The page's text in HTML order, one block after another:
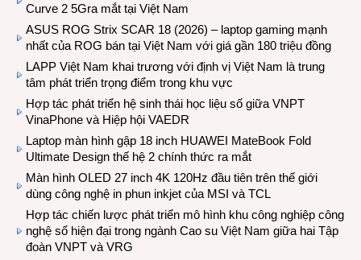
Curve 2 5Gra mắt tại Việt Nam
ASUS ROG Strix SCAR 18 (2026) – laptop gaming mạnh
nhất của ROG bán tại Việt Nam với giá gần 180 triệu đồng
LAPP Việt Nam khai trương với định vị Việt Nam là trung
tâm phát triển trọng điểm trong khu vực
Hợp tác phát triển hệ sinh thái học liệu số giữa VNPT
VinaPhone và Hiệp hội VAEDR
Laptop màn hình gập 18 inch HUAWEI MateBook Fold
Ultimate Design thế hệ 2 chính thức ra mắt
Màn hình OLED 27 inch 4K 120Hz đầu tiên trên thế giới
dùng công nghệ in phun inkjet của MSI và TCL
Hợp tác chiến lược phát triển mô hình khu công nghiệp công
nghệ số hiện đại trong ngành Cao su Việt Nam giữa hai Tập
đoàn VNPT và VRG